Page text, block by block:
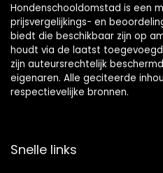
Hondenschooldomstad is een
prijsvergelijkings- en
biedt die beschikbaar zijn op
houdt via de laatst
zijn auteursrechtelijk
eigenaren. Alle geciteerde
respectievelijke bronnen.
Snelle links